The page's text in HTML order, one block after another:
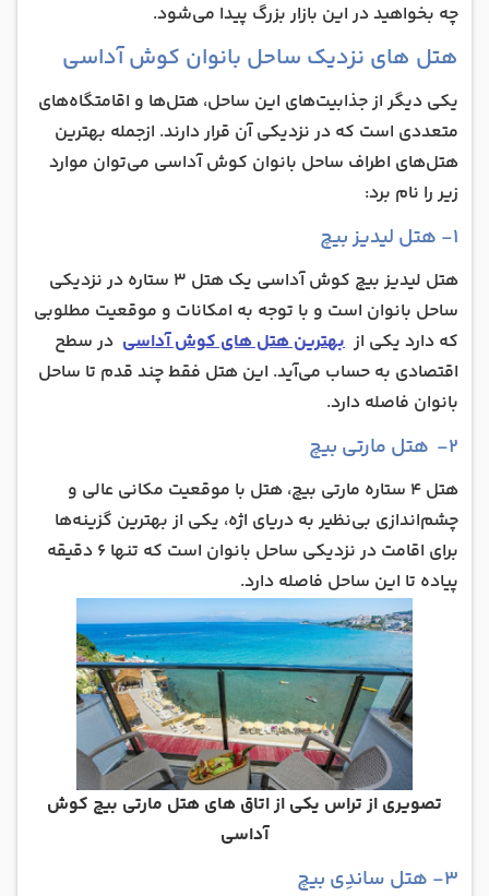
چه بخواهید در این بازار بزرگ پیدا می‌شود.
هتل ‌های نزدیک ساحل بانوان کوش آداسی
یکی دیگر از جذابیت‌های این ساحل، هتل‌ها و اقامتگاه‌های
متعددی است که در نزدیکی آن قرار دارند. ازجمله بهترین
هتل‌های اطراف ساحل بانوان کوش آداسی می‌توان موارد
زیر را نام برد:
۱- هتل لیدیز بیچ
هتل لیدیز بیچ کوش آداسی یک هتل 3 ستاره در نزدیکی
ساحل بانوان است و با توجه به امکانات و موقعیت مطلوبی
که دارد یکی از بهترین هتل های کوش آداسی در سطح
اقتصادی به حساب می‌آید. این هتل فقط چند قدم تا ساحل
بانوان فاصله دارد.
۲- هتل مارتی بیچ
هتل 4 ستاره مارتی بیچ، هتل با موقعیت مکانی عالی و
چشم‌اندازی بی‌نظیر به دریای اژه، یکی از بهترین گزینه‌ها
برای اقامت در نزدیکی ساحل بانوان است که تنها 6 دقیقه
پیاده تا این ساحل فاصله دارد.
تصویری از تراس یکی از اتاق های هتل مارتی بیچ کوش
آداسی
۳- هتل ساندِی بیچ